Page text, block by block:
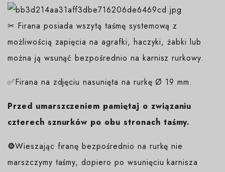
✂ Firana posiada wszytą taśmę systemową z
możliwością zapięcia na agrafki, haczyki, żabki lub
można ją wsunąć bezpośrednio na karnisz rurkowy.
✅Firana na zdjęciu nasunięta na rurkę Ø 19 mm.
Przed umarszczeniem pamiętaj o związaniu
czterech sznurków po obu stronach taśmy.
⚙️Wieszając firanę bezpośrednio na rurkę nie
marszczymy taśmy, dopiero po wsunięciu karnisza